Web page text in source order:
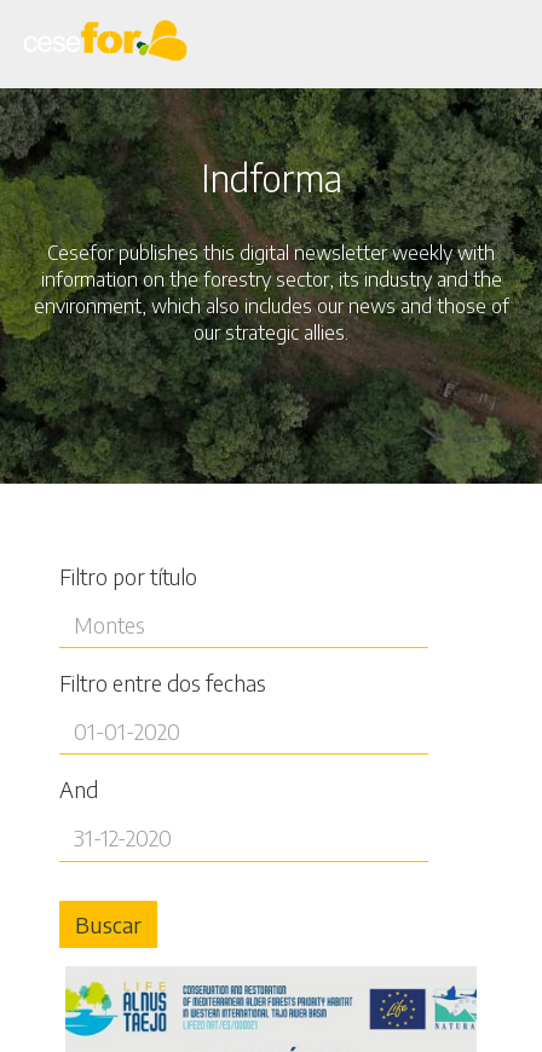
main
content
Indforma
Cesefor publishes this digital newsletter weekly with
information on the forestry sector, its industry and the
environment, which also includes our news and those of
our strategic allies.
Filtro por título
Filtro entre dos fechas
And
Buscar